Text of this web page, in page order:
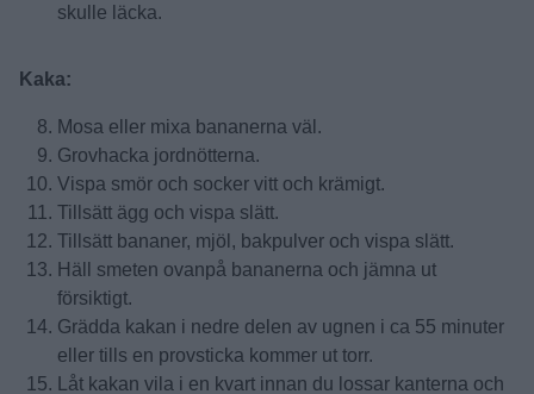
skulle läcka.
Kaka:
Mosa eller mixa bananerna väl.
Grovhacka jordnötterna.
Vispa smör och socker vitt och krämigt.
Tillsätt ägg och vispa slätt.
Tillsätt bananer, mjöl, bakpulver och vispa slätt.
Häll smeten ovanpå bananerna och jämna ut
försiktigt.
Grädda kakan i nedre delen av ugnen i ca 55 minuter
eller tills en provsticka kommer ut torr.
Låt kakan vila i en kvart innan du lossar kanterna och